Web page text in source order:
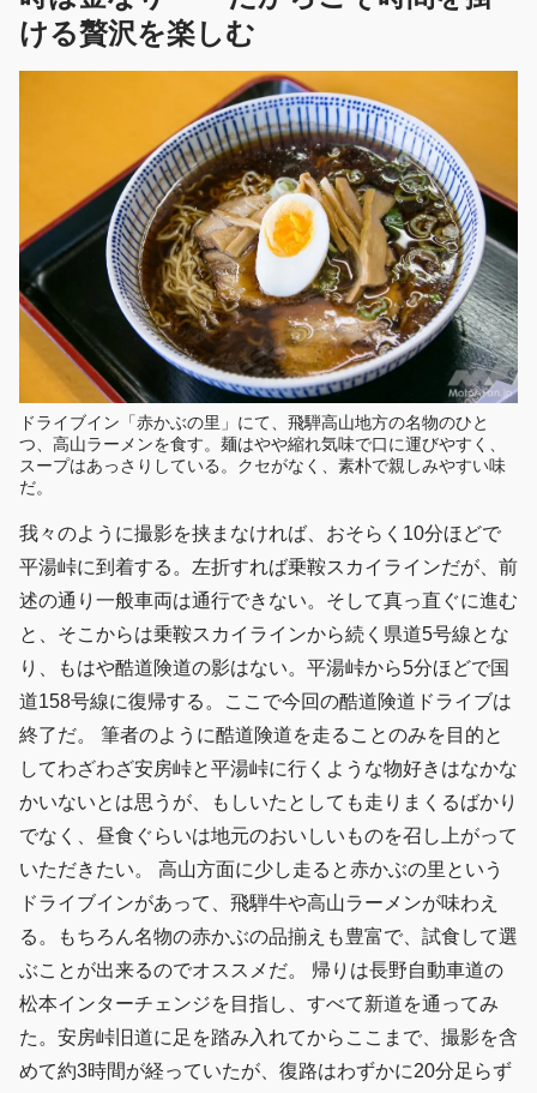
ける贅沢を楽しむ
ドライブイン「赤かぶの里」にて、飛騨高山地方の名物のひと
つ、高山ラーメンを食す。麺はやや縮れ気味で口に運びやすく、
スープはあっさりしている。クセがなく、素朴で親しみやすい味
だ。
我々のように撮影を挟まなければ、おそらく10分ほどで
平湯峠に到着する。左折すれば乗鞍スカイラインだが、前
述の通り一般車両は通行できない。そして真っ直ぐに進む
と、そこからは乗鞍スカイラインから続く県道5号線とな
り、もはや酷道険道の影はない。平湯峠から5分ほどで国
道158号線に復帰する。ここで今回の酷道険道ドライブは
終了だ。 筆者のように酷道険道を走ることのみを目的と
してわざわざ安房峠と平湯峠に行くような物好きはなかな
かいないとは思うが、もしいたとしても走りまくるばかり
でなく、昼食ぐらいは地元のおいしいものを召し上がって
いただきたい。 高山方面に少し走ると赤かぶの里という
ドライブインがあって、飛騨牛や高山ラーメンが味わえ
る。もちろん名物の赤かぶの品揃えも豊富で、試食して選
ぶことが出来るのでオススメだ。 帰りは長野自動車道の
松本インターチェンジを目指し、すべて新道を通ってみ
た。安房峠旧道に足を踏み入れてからここまで、撮影を含
めて約3時間が経っていたが、復路はわずかに20分足らず